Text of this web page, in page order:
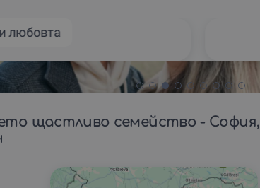
любовта
щастливо семейство - София,